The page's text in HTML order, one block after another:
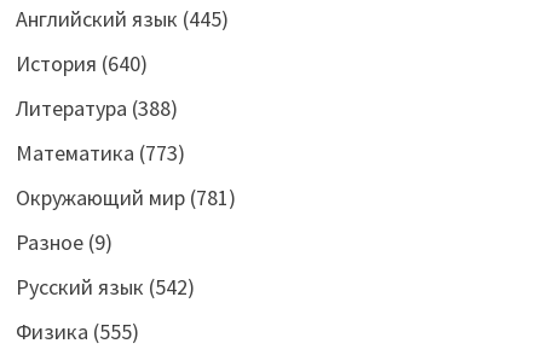
Английский язык (445)
История (640)
Литература (388)
Математика (773)
Окружающий мир(781)
Разное(9)
Русский язык (542)
Физика (555)